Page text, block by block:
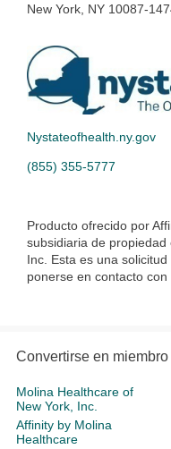
New York, NY 10087-
Nystateofhealth.ny.gov
(855) 355-5777
Producto ofrecido por
subsidiaria de propiedad
Inc. Esta es una
ponerse en contacto con
Convertirse en miembro
Molina Healthcare of
New York, Inc.
Affinity by Molina
Healthcare